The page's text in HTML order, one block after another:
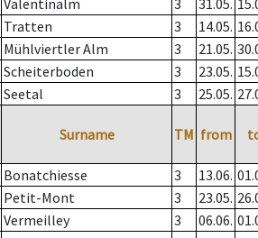
Valentinalm 3 31.05.
Tratten 3 14.05.
Mühlviertler Alm 3 21.05.
Scheiterboden 3 23.05.
Seetal 3 25.05.
Surname TM from
Bonatchiesse 3 13.06.
Petit-Mont 3 23.05.
Vermeilley 3 06.06.